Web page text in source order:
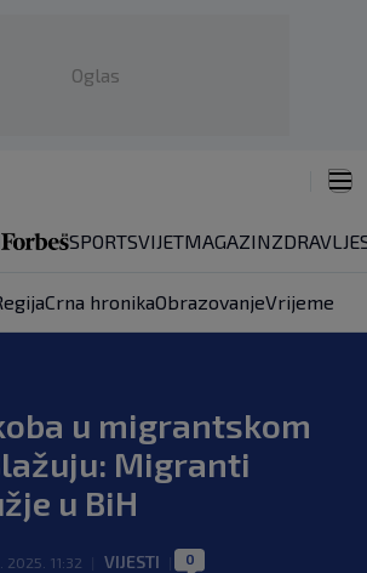
Oglas
SPORTSVIJETMAGAZINZDRAVLJE
Crna hronikaObrazovanjeVrijeme
u migrantskom
Migranti
u BiH
2025. 11:32 VIJESTI 0